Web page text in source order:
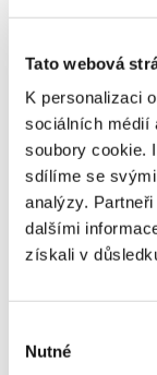
Tato webová
K personalizaci
sociálních médií
soubory cookie.
sdílíme se
analýzy.
dalšími
získali v
souhlasu
Nutné
Širší škála
než banky. To
půjček, jako
SMS půjčky,
splátky. Tato
produkt, který
potřebám a
Nebankovní
tradičním
schválení,
lidí. Díky těmto
efektivní